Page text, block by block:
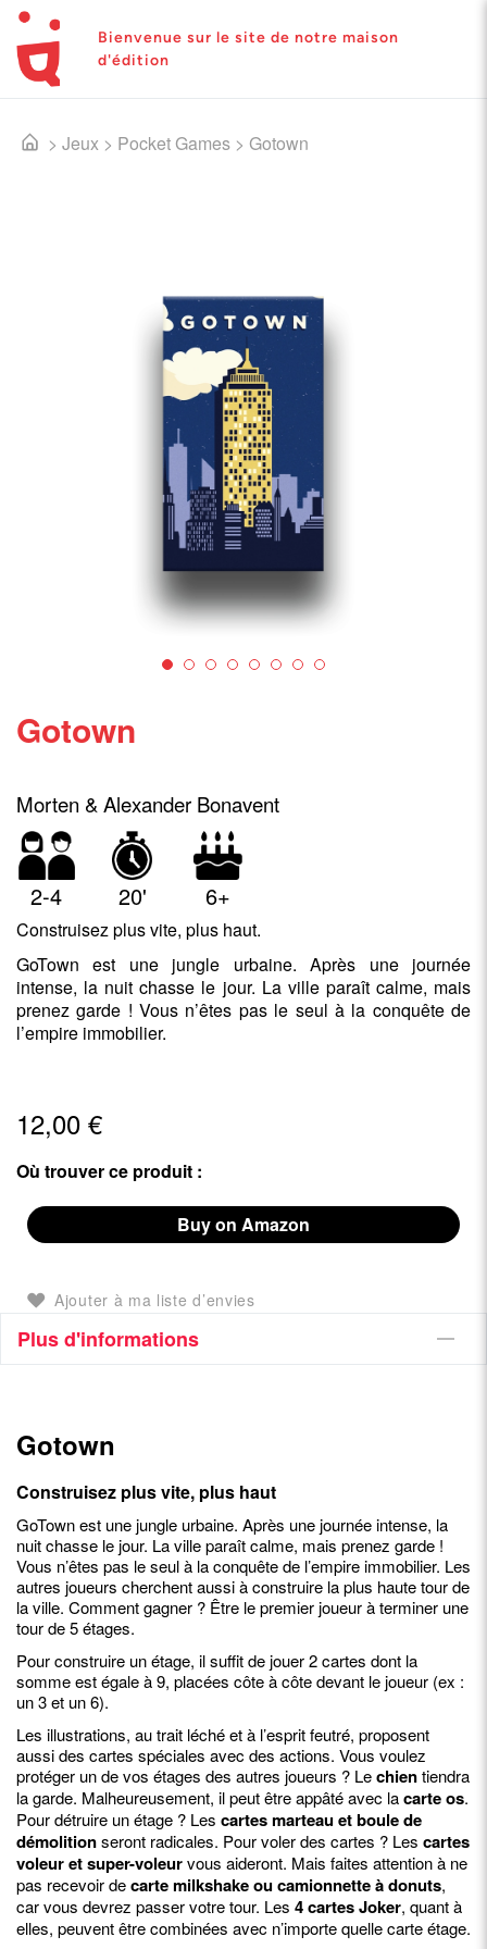
Bienvenue sur le site de notre maison
d'édition
> Jeux > Pocket Games > Gotown
Gotown
Morten & Alexander Bonavent
2-4 20' 6+
Construisez plus vite, plus haut.
GoTown est une jungle urbaine. Après une journée
intense, la nuit chasse le jour. La ville paraît calme, mais
prenez garde ! Vous n’êtes pas le seul à la conquête de
l’empire immobilier.
12,00 €
Où trouver ce produit :
Buy on Amazon
Ajouter à ma liste d’envies
Plus d'informations
Gotown
Construisez plus vite, plus haut
GoTown est une jungle urbaine. Après une journée intense, la
nuit chasse le jour. La ville paraît calme, mais prenez garde !
Vous n’êtes pas le seul à la conquête de l’empire immobilier. Les
autres joueurs cherchent aussi à construire la plus haute tour de
la ville. Comment gagner ? Être le premier joueur à terminer une
tour de 5 étages.
Pour construire un étage, il suffit de jouer 2 cartes dont la
somme est égale à 9, placées côte à côte devant le joueur (ex :
un 3 et un 6).
Les illustrations, au trait léché et à l’esprit feutré, proposent
aussi des cartes spéciales avec des actions. Vous voulez
protéger un de vos étages des autres joueurs ? Lechientiendra
la garde. Malheureusement, il peut être appâté avec lacarte os.
Pour détruire un étage ? Les cartes marteau et boule de
démolitionseront radicales. Pour voler des cartes ? Les cartes
voleur et super-voleurvous aideront. Mais faites attention à ne
pas recevoir decarte milkshake ou camionnette à donuts,
car vous devrez passer votre tour. Les 4 cartes Joker, quant à
elles, peuvent être combinées avec n’importe quelle carte étage.